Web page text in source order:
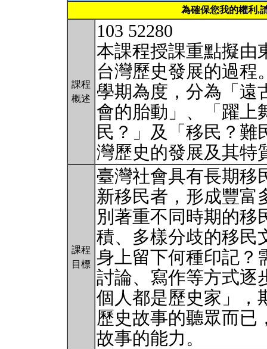
為確保您我的權利,
課程
概述
103 52280
本課程授課重點擬由
台灣歷史發展的過程
學期為度，分為「遠
會的胎動」、「躍上
民？」及「移民？難
灣歷史的發展及其特
課程
目標
臺灣社會具有長期移
新移民者，形成豐富
別著重不同時期的移
積、多樣分歧的移民
身上留下何種印記？
討論、寫作等方式逐
個人都是歷史家」，
歷史故事的聽眾而已
故事的能力。